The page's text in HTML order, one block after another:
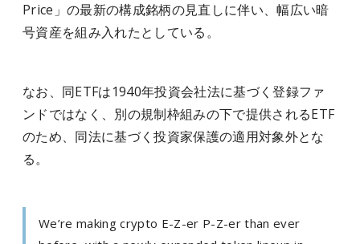
Price」の最新の構成銘柄の見直しに伴い、幅広い暗
号資産を組み入れたとしている。
なお、同ETFは1940年投資会社法に基づく登録ファ
ンドではなく、別の規制枠組みの下で提供されるETF
のため、同法に基づく投資家保護の適用対象外とな
る。
We’re making crypto E-Z-er P-Z-er than ever